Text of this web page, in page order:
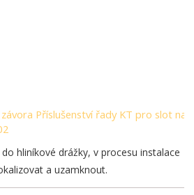
Příslušenství řady KT pro slot na
hliníkové drážky, v procesu instalace
a uzamknout.